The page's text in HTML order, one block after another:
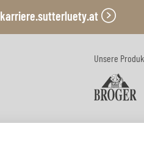
karriere.sutterluety.at
Unsere